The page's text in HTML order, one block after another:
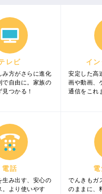
レビ
み方がさらに進化
で自由に。家族の
見つかる！
イ
安定した高
画や動画、
通信をこれ
電話
生み出す、安心の
。より使いやす
でんきもガ
のままに、